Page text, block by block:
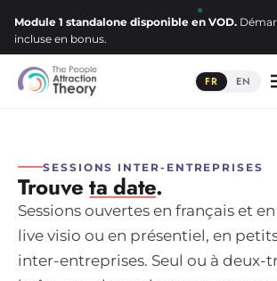
Module 1 standalone disponible en VOD.
incluse en bonus.
FR EN
SESSIONS INTER-ENTREPRISES
Trouveta date.
Sessions ouvertes en français et
live visio ou en présentiel, en
inter-entreprises. Seul ou à deux-